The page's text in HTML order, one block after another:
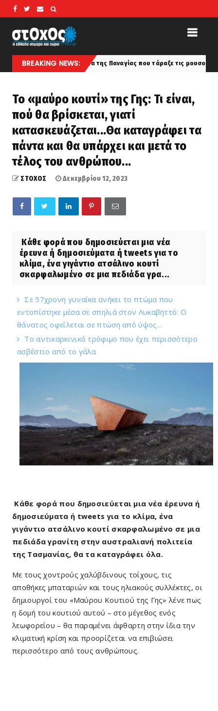
BREAKING NEWS:
θαύμα της Παναγίας που τάραξε τις μουσουλμανικές χώρες τον
Το «μαύρο κουτί» της Γης: Τι είναι,
πού θα βρίσκεται, γιατί
κατασκευάζεται...Θα καταγράφει τα
πάντα και θα υπάρχει και μετά το
τέλος του ανθρώπου...
ΣΤΟΧΟΣ Δεκεμβρίου 12, 2023
Κάθε φορά που δημοσιεύεται μια νέα
έρευνα ή δημοσιεύματα ή tweets για το
κλίμα, ένα γιγάντιο ατσάλινο κουτί
σκαρφαλωμένο σε μια πεδιάδα γρα...
Σε 57χρονη γυναίκα ανήκει το πτώμα που
εντοπίστηκε μέσα σε σπηλιά στον Λυκαβηττό: Ο
θάνατος οφείλεται σε πτώση από ύψος…
Το αντικαρκινικό τρόφιμο που έχει περισσότερο
ασβέστιο από το γάλα
Κάθε φορά που δημοσιεύεται μια νέα έρευνα ή
δημοσιεύματα ή tweets για το κλίμα, ένα
γιγάντιο ατσάλινο κουτί σκαρφαλωμένο σε μια
πεδιάδα γρανίτη στην αυστραλιανή πολιτεία
της Τασμανίας, θα τα καταγράφει όλα.
Με τους χοντρούς χαλύβδινους τοίχους, τις
αποθήκες μπαταριών και τους ηλιακούς συλλέκτες, οι
δημιουργοί του «Μαύρου Κουτιού της Γης» λένε πως
η δομή του κουτιού αυτού – στο μέγεθος ενός
λεωφορείου – θα παραμένει άφθαρτη στην ίδια την
κλιματική κρίση και προορίζεται να επιβιώσει
περισσότερο από τους ανθρώπους.